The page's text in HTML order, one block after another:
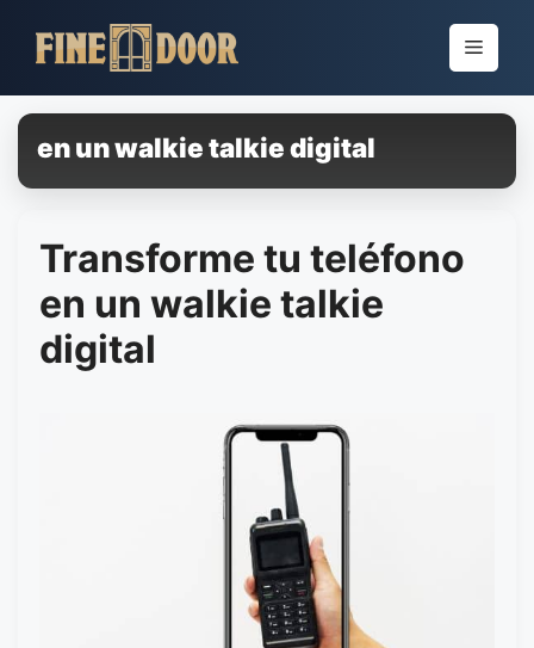
para
conteúdo
Menu
en un walkie talkie digital
Transforme tu teléfono
en un walkie talkie
digital